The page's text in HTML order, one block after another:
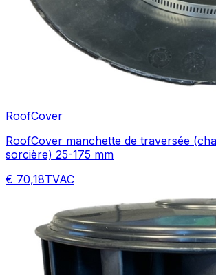
RoofCover
RoofCover manchette de traversée
sorcière) 25-175 mm
€ 70,18TVAC